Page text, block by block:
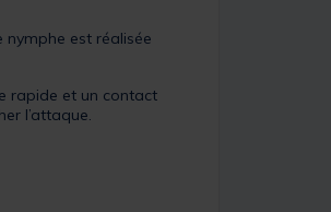
nymphe est réalisée
rapide et un contact
l’attaque.